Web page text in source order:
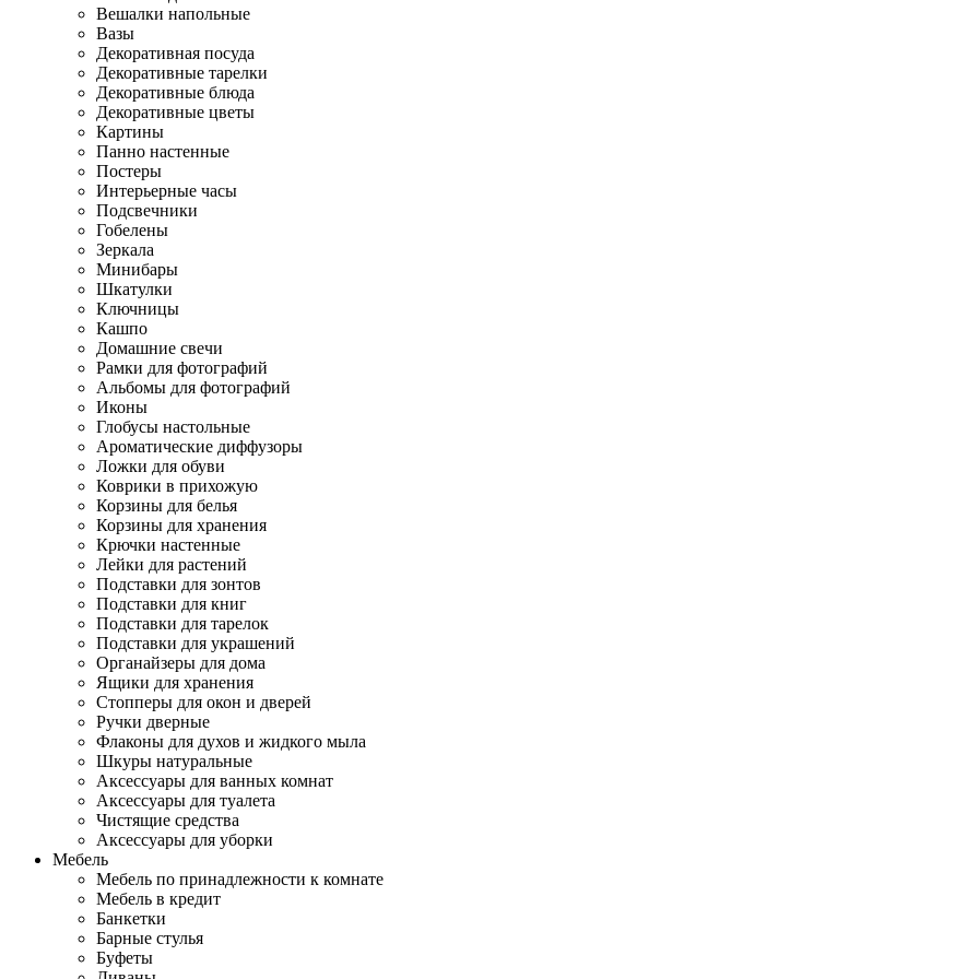
Вешалки напольные
Вазы
Декоративная посуда
Декоративные тарелки
Декоративные блюда
Декоративные цветы
Картины
Панно настенные
Постеры
Интерьерные часы
Подсвечники
Гобелены
Зеркала
Минибары
Шкатулки
Ключницы
Кашпо
Домашние свечи
Рамки для фотографий
Альбомы для фотографий
Иконы
Глобусы настольные
Ароматические диффузоры
Ложки для обуви
Коврики в прихожую
Корзины для белья
Корзины для хранения
Крючки настенные
Лейки для растений
Подставки для зонтов
Подставки для книг
Подставки для тарелок
Подставки для украшений
Органайзеры для дома
Ящики для хранения
Стопперы для окон и дверей
Ручки дверные
Флаконы для духов и жидкого мыла
Шкуры натуральные
Аксессуары для ванных комнат
Аксессуары для туалета
Чистящие средства
Аксессуары для уборки
Мебель
Мебель по принадлежности к комнате
Мебель в кредит
Банкетки
Барные стулья
Буфеты